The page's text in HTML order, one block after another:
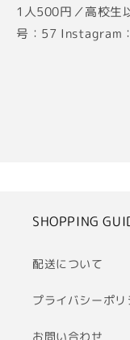
1人500円／高校生
号：57 Instagram
SHOPPING
配送について
プライバシーポリ
お問い合わせ